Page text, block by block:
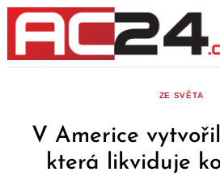
Skip
content
ZE SVĚTA
V Americe
která likviduje